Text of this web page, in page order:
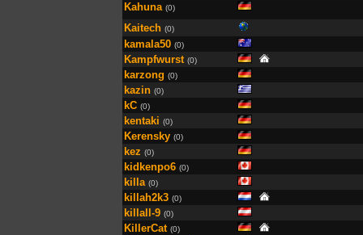
Kahuna (0)
Kaitech (0)
kamala50 (0)
Kampfwurst (0)
karzong (0)
kazin (0)
kC (0)
kentaki (0)
Kerensky (0)
kez (0)
kidkenpo6 (0)
killa (0)
killah2k3 (0)
killall-9 (0)
KillerCat (0)